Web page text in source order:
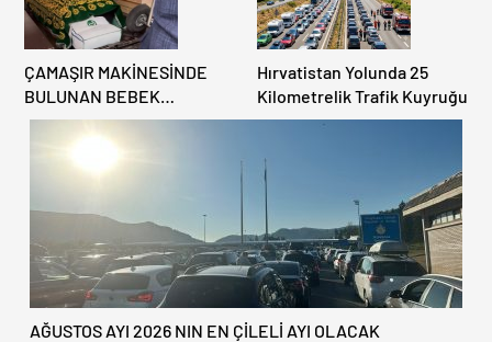
ÇAMAŞIR MAKİNESİNDE
BULUNAN BEBEK
CENAZESİ ŞOK ETTİ
Hırvatistan Yolunda 25
Kilometrelik Trafik Kuyruğu
AĞUSTOS AYI 2026 NIN EN ÇİLELİ AYI OLACAK